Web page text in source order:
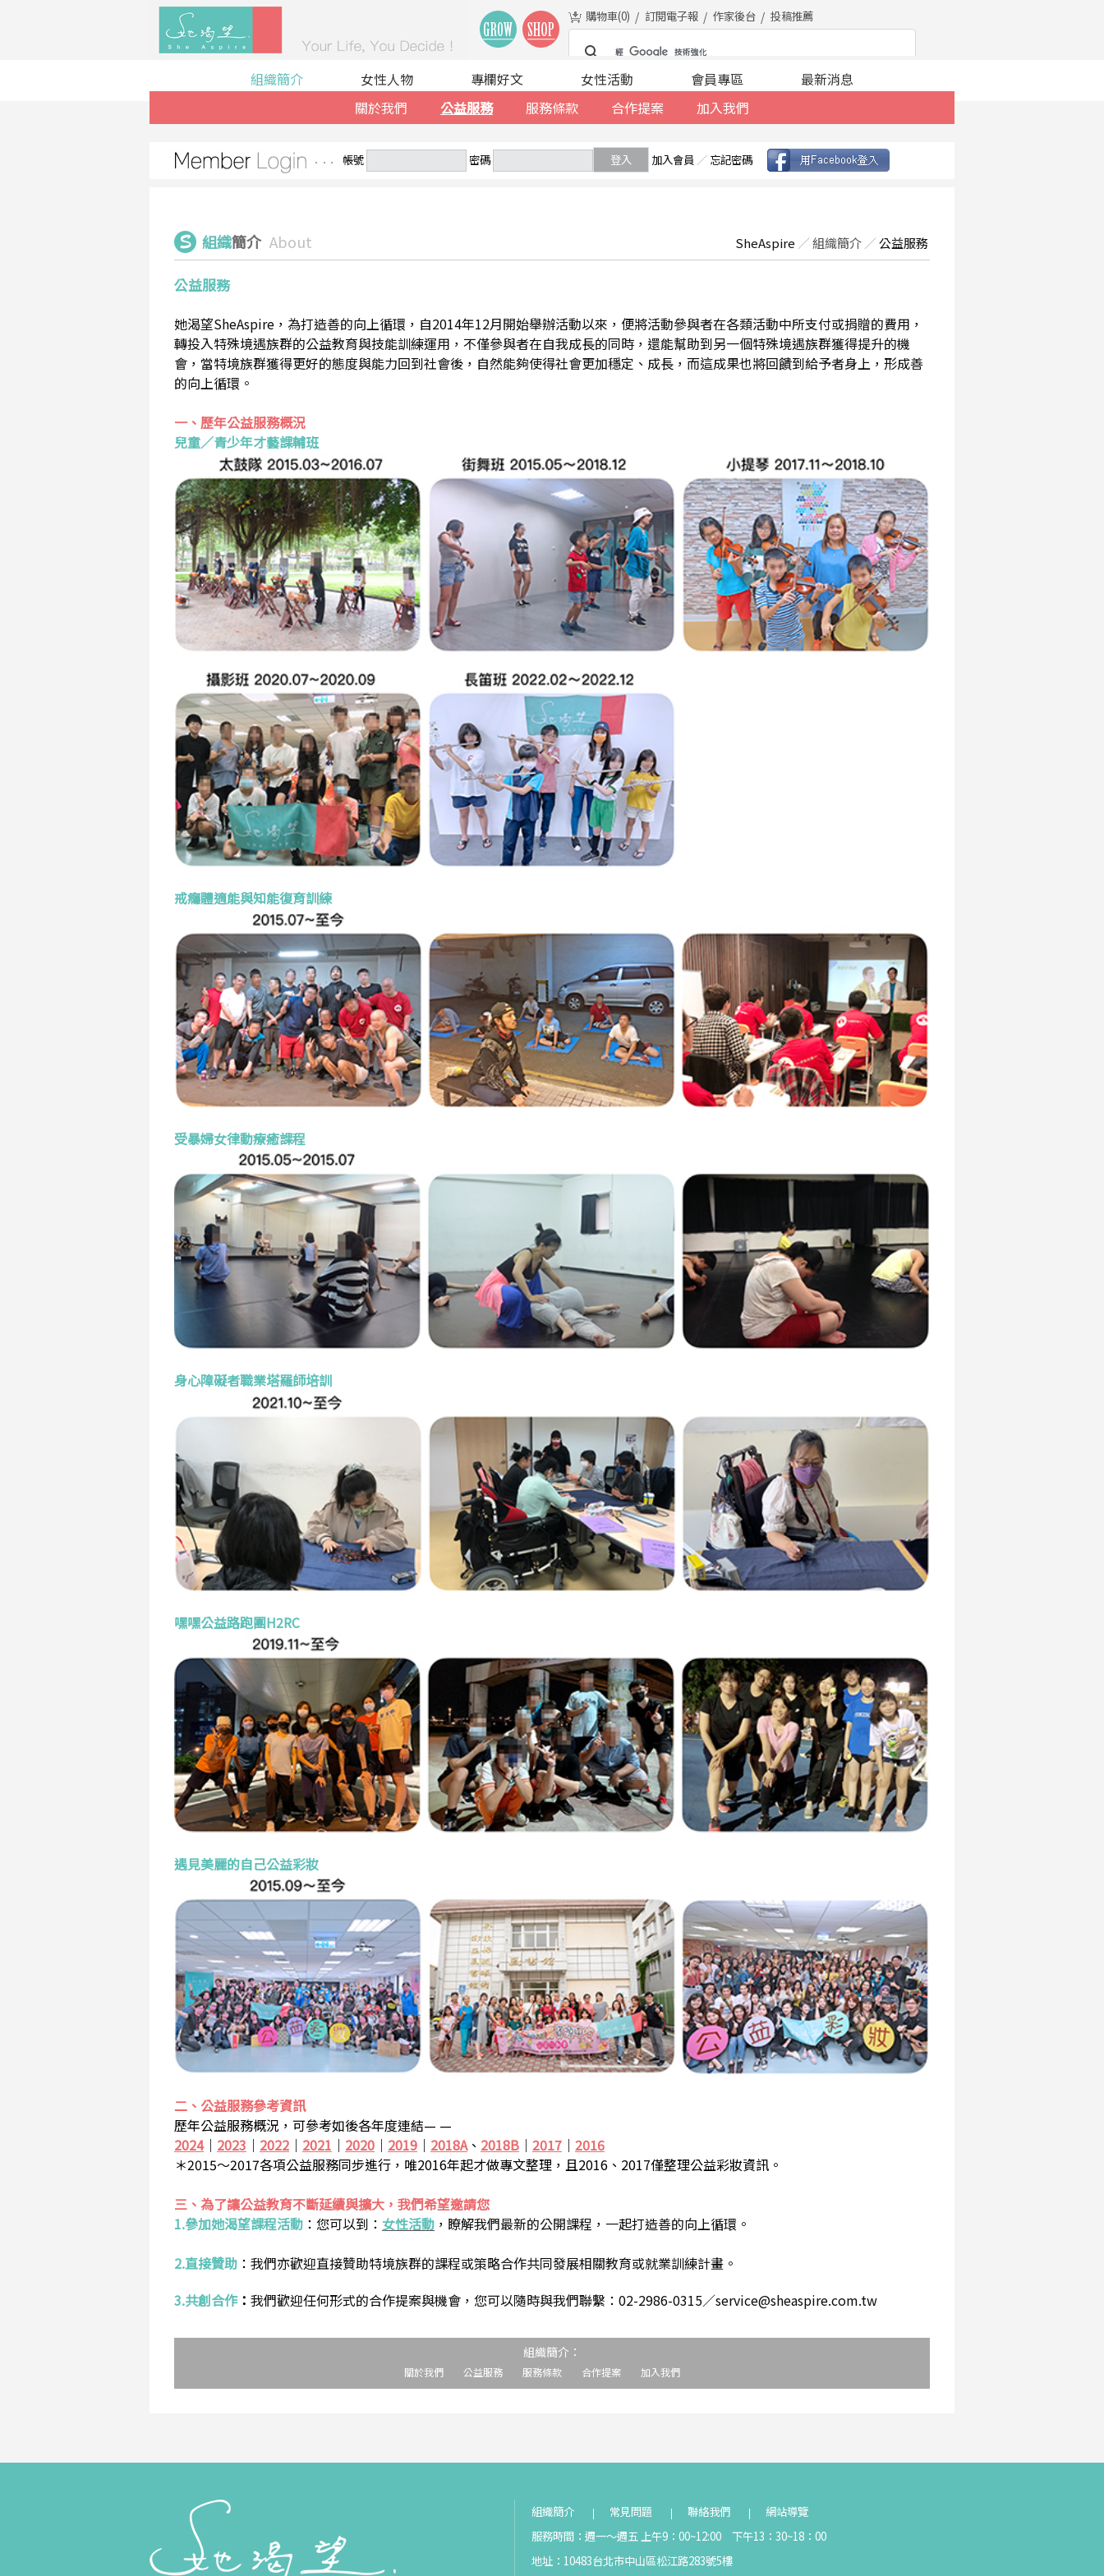
購物車(0) 訂閱電子報 作家後台 投稿推薦
組織簡介
關於我們
公益服務 服務條款 合作提案 加入我們
女性人物 專欄好文 女性活動 會員專區 最新消息
帳號 密碼 登入 加入會員 ／ 忘記密碼
組織簡介 About SheAspire ／組織簡介 ／公益服務
公益服務
她渴望SheAspire，為打造善的向上循環，自2014年12月開始舉辦活動以來，便將活動參與者在各類活動中所支付或捐贈的費用，
轉投入特殊境遇族群的公益教育與技能訓練運用，不僅參與者在自我成長的同時，還能幫助到另一個特殊境遇族群獲得提升的機
會，當特境族群獲得更好的態度與能力回到社會後，自然能夠使得社會更加穩定、成長，而這成果也將回饋到給予者身上，形成善
的向上循環。
一、歷年公益服務概況
兒童／青少年才藝課輔班
戒癮體適能與知能復育訓練
受暴婦女律動療癒課程
身心障礙者職業塔羅師培訓
嘿嘿公益路跑團H2RC
遇見美麗的自己公益彩妝
二、公益服務參考資訊
歷年公益服務概況，可參考如後各年度連結— —
2024｜ 2023 ｜ 2022 ｜ 2021 ｜ 2020 ｜ 2019 ｜ 2018A、 2018B ｜ 2017 ｜ 2016
＊2015～2017各項公益服務同步進行，唯2016年起才做專文整理，且2016、2017僅整理公益彩妝資訊。
三、為了讓公益教育不斷延續與擴大，我們希望邀請您
1.參加她渴望課程活動 ： 您可以到： 女性活動 ，瞭解我們最新的公開課程，一起打造善的向上循環。
2.直接贊助 ： 我們亦歡迎直接贊助特境族群的課程或策略合作共同發展相關教育或就業訓練計畫。
3.共創合作： 我們歡迎任何形式的合作提案與機會，您可以隨時與我們聯繫：02-2986-0315／service@sheaspire.com.tw
組織簡介：
關於我們 公益服務 服務條款 合作提案 加入我們
組織簡介 常見問題 聯絡我們
網站導覽
服務時間：週一～週五 上午9：00~12:00 下午13：30~18：00
地址：10483台北市中山區松江路283號5樓